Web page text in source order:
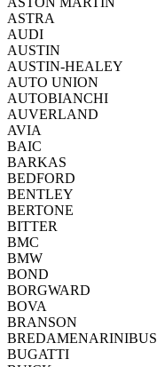
ASTRA
AUDI
AUSTIN
AUSTIN-HEALEY
AUTO UNION
AUTOBIANCHI
AUVERLAND
AVIA
BAIC
BARKAS
BEDFORD
BENTLEY
BERTONE
BITTER
BMC
BMW
BOND
BORGWARD
BOVA
BRANSON
BREDAMENARINIBUS
BUGATTI